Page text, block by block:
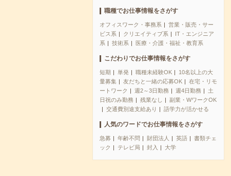
職種でお仕事情報をさがす
オフィスワーク・事務系
営業・販売・サー
ビス系
クリエイティブ系
IT・エンジニア
系
技術系 医療・介護・福祉・教育系
こだわりでお仕事情報をさがす
短期 単発 職種未経験OK
10名以上の大
量募集
友だちと一緒の応募OK
在宅・リモ
ートワーク
週2～3日勤務 週4日勤務
土
日祝のみ勤務
残業なし
副業・WワークOK
交通費別途支給あり
語学力が活かせる
人気のワードでお仕事情報をさがす
急募 年齢不問 財団法人 英語
書類チェ
ック
テレビ局 封入 大学